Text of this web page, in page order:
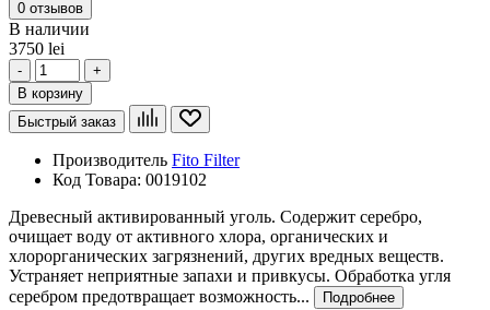
0 отзывов
В наличии
3750 lei
-
+
В корзину
Быстрый заказ
Производитель Fito Filter
Код Товара: 0019102
Древесный активированный уголь. Содержит серебро,
очищает воду от активного хлора, органических и
хлорорганических загрязнений, других вредных веществ.
Устраняет неприятные запахи и привкусы. Обработка угля
серебром предотвращает возможность...
Подробнее